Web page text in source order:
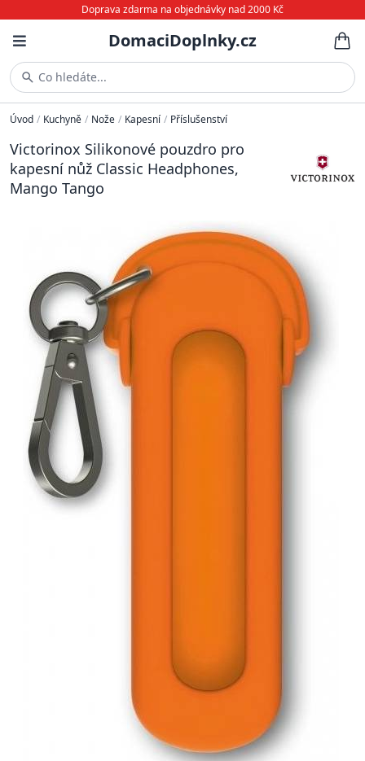
Doprava zdarma na objednávky nad 2000 Kč
DomaciDoplnky.cz
Co hledáte...
Úvod / Kuchyně / Nože / Kapesní / Příslušenství
Victorinox Silikonové pouzdro pro
kapesní nůž Classic Headphones,
Mango Tango